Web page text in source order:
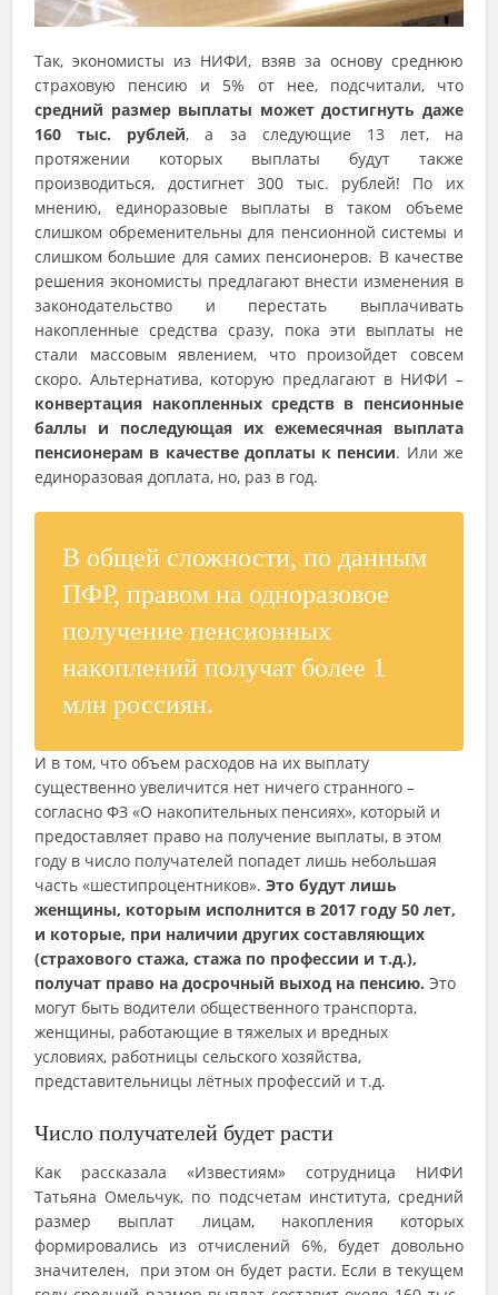
Так, экономисты из НИФИ, взяв за основу среднюю
страховую пенсию и 5% от нее, подсчитали, что
средний размер выплаты может достигнуть даже
160 тыс. рублей, а за следующие 13 лет, на
протяжении которых выплаты будут также
производиться, достигнет 300 тыс. рублей! По их
мнению, единоразовые выплаты в таком объеме
слишком обременительны для пенсионной системы и
слишком большие для самих пенсионеров. В качестве
решения экономисты предлагают внести изменения в
законодательство и перестать выплачивать
накопленные средства сразу, пока эти выплаты не
стали массовым явлением, что произойдет совсем
скоро. Альтернатива, которую предлагают в НИФИ –
конвертация накопленных средств в пенсионные
баллы и последующая их ежемесячная выплата
пенсионерам в качестве доплаты к пенсии. Или же
единоразовая доплата, но, раз в год.
В общей сложности, по данным
ПФР, правом на одноразовое
получение пенсионных
накоплений получат более 1
млн россиян.
И в том, что объем расходов на их выплату
существенно увеличится нет ничего странного –
согласно ФЗ «О накопительных пенсиях», который и
предоставляет право на получение выплаты, в этом
году в число получателей попадет лишь небольшая
часть «шестипроцентников».Это будут лишь
женщины, которым исполнится в 2017 году 50 лет,
и которые, при наличии других составляющих
(страхового стажа, стажа по профессии и т.д.),
получат право на досрочный выход на пенсию. Это
могут быть водители общественного транспорта,
женщины, работающие в тяжелых и вредных
условиях, работницы сельского хозяйства,
представительницы лётных профессий и т.д.
Число получателей будет расти
Как рассказала «Известиям» сотрудница НИФИ
Татьяна Омельчук, по подсчетам института, средний
размер выплат лицам, накопления которых
формировались из отчислений 6%, будет довольно
значителен, при этом он будет расти. Если в текущем